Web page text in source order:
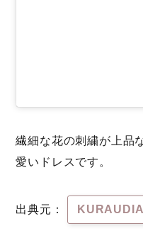
繊細な花の刺繍が上品
愛いドレスです。
出典元：